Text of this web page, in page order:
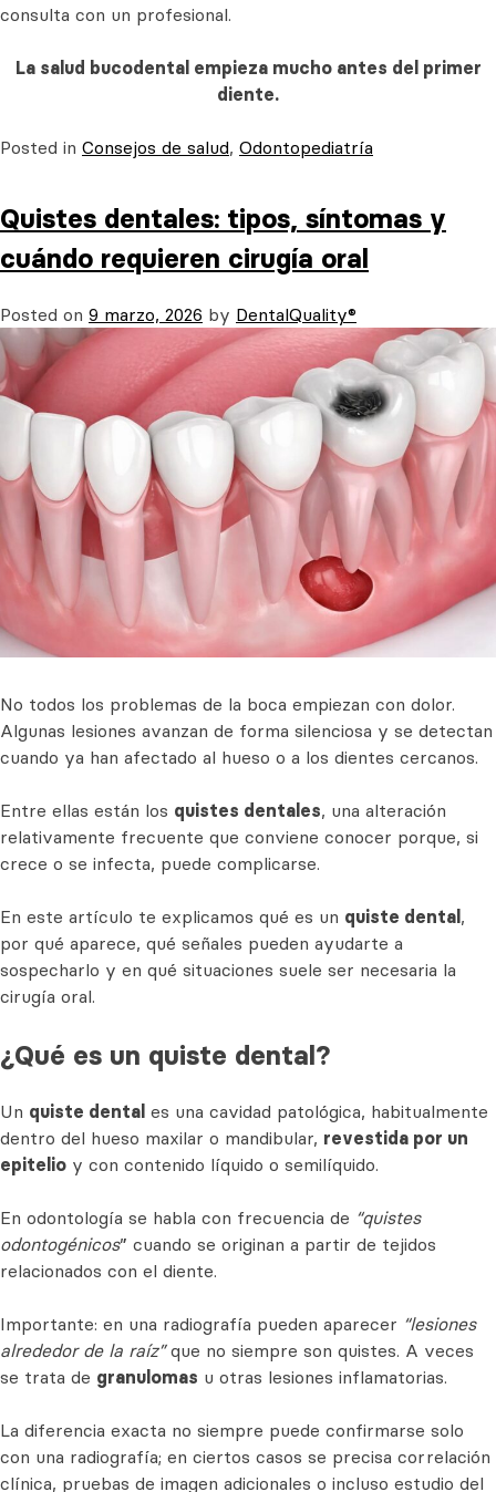
consulta con un profesional.
La salud bucodental empieza mucho antes del primer
diente.
Posted in Consejos de salud, Odontopediatría
Quistes dentales: tipos, síntomas y
cuándo requieren cirugía oral
Posted on 9 marzo, 2026 by DentalQuality®
No todos los problemas de la boca empiezan con dolor.
Algunas lesiones avanzan de forma silenciosa y se detectan
cuando ya han afectado al hueso o a los dientes cercanos.
Entre ellas están los quistes dentales, una alteración
relativamente frecuente que conviene conocer porque, si
crece o se infecta, puede complicarse.
En este artículo te explicamos qué es un quiste dental ,
por qué aparece, qué señales pueden ayudarte a
sospecharlo y en qué situaciones suele ser necesaria la
cirugía oral.
¿Qué es un quiste dental?
Un quiste dental es una cavidad patológica, habitualmente
dentro del hueso maxilar o mandibular, revestida por un
epitelio y con contenido líquido o semilíquido.
En odontología se habla con frecuencia de “quistes
odontogénicos” cuando se originan a partir de tejidos
relacionados con el diente.
Importante: en una radiografía pueden aparecer “lesiones
alrededor de la raíz”que no siempre son quistes. A veces
se trata de granulomas u otras lesiones inflamatorias.
La diferencia exacta no siempre puede confirmarse solo
con una radiografía; en ciertos casos se precisa correlación
clínica, pruebas de imagen adicionales o incluso estudio del